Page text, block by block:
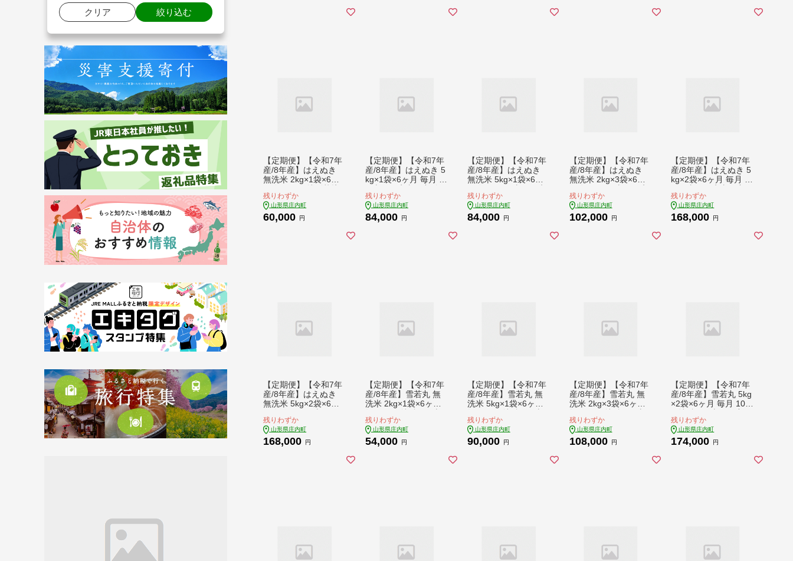
クリア 絞り込む
【定期便】【令和7年
産/8年産】はえぬき
無洗米 2kg×1袋×6ヶ
米 山形県庄内町産 余
目産 庄内米 ブランド
米 米 コシヒカリの原
残りわずか
山形県庄内町
60,000 円
【定期便】【令和7年
産/8年産】はえぬき 5
kg×1袋×6ヶ月 毎月 5k
目産 庄内米 ブランド
米 米 コシヒカリの原
点、亀の尾発祥の地
残りわずか
山形県庄内町
84,000 円
【定期便】【令和7年
産/8年産】はえぬき
無洗米 5kg×1袋×6ヶ
内町産 余目産 庄内米
ブランド米 米 コシヒ
カリの原点、亀の尾発
残りわずか
山形県庄内町
84,000 円
【定期便】【令和7年
産/8年産】はえぬき
無洗米 2kg×3袋×6ヶ
内町産 余目産 庄内米
ブランド米 米 コシヒ
カリの原点、亀の尾発
残りわずか
山形県庄内町
102,000 円
【定期便】【令和7年
産/8年産】はえぬき 5
kg×2袋×6ヶ月 毎月 1
余目産 庄内米 ブラン
ド米 米 コシヒカリの
原点、亀の尾発祥の地
残りわずか
山形県庄内町
168,000 円
【定期便】【令和7年
産/8年産】はえぬき
無洗米 5kg×2袋×6ヶ
庄内町産 余目産 庄内
米 ブランド米 米 コシ
ヒカリの原点、亀の尾
残りわずか
山形県庄内町
168,000 円
【定期便】【令和7年
産/8年産】雪若丸 無
洗米 2kg×1袋×6ヶ月
形県産 山形米 ブラン
ド米 米 お米の定期便
粒立ち しっかり食感
残りわずか
山形県庄内町
54,000 円
【定期便】【令和7年
産/8年産】雪若丸 無
洗米 5kg×1袋×6ヶ月
形県産 山形米 ブラン
ド米 米 お米の定期便
粒立ち しっかり食感
残りわずか
山形県庄内町
90,000 円
【定期便】【令和7年
産/8年産】雪若丸 無
洗米 2kg×3袋×6ヶ月
形県産 山形米 ブラン
ド米 米 お米の定期便
粒立ち しっかり食感
残りわずか
山形県庄内町
108,000 円
【定期便】【令和7年
産/8年産】雪若丸 5kg
×2袋×6ヶ月 毎月 10k
山形米 ブランド米 米
お米の定期便 粒立ち
しっかり食感 粘り 控
残りわずか
山形県庄内町
174,000 円